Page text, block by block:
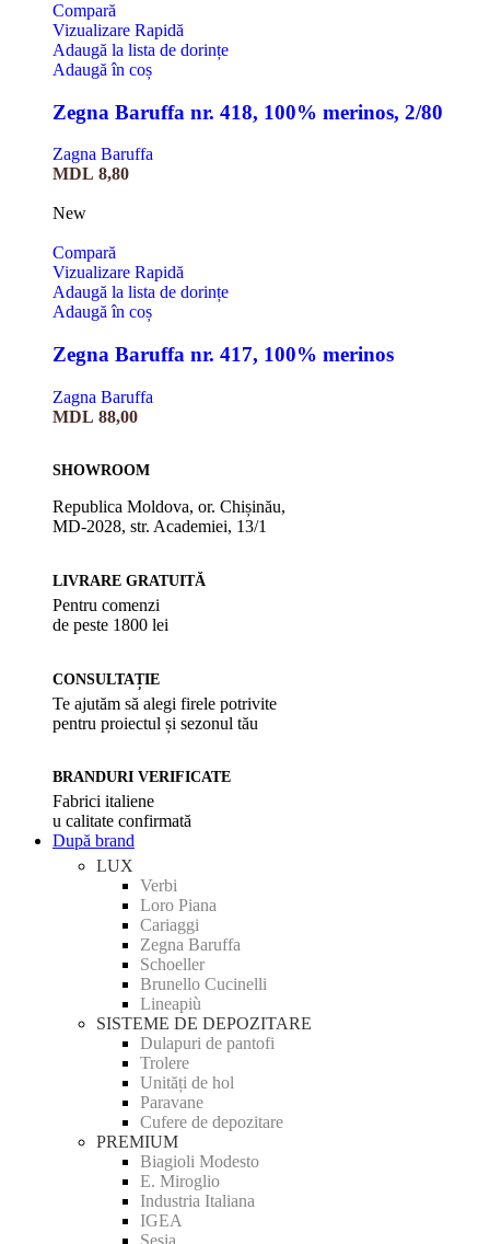
Compară
Vizualizare Rapidă
Adaugă la lista de dorințe
Adaugă în coș
Zegna Baruffa nr. 418, 100% merinos, 2/80
Zagna Baruffa
MDL 8,80
New
Compară
Vizualizare Rapidă
Adaugă la lista de dorințe
Adaugă în coș
Zegna Baruffa nr. 417, 100% merinos
Zagna Baruffa
MDL 88,00
SHOWROOM
Republica Moldova, or. Chișinău,
MD-2028, str. Academiei, 13/1
LIVRARE GRATUITĂ
Pentru comenzi
de peste 1800 lei
CONSULTAȚIE
Te ajutăm să alegi firele potrivite
pentru proiectul și sezonul tău
BRANDURI VERIFICATE
Fabrici italiene
u calitate confirmată
După brand
LUX
Verbi
Loro Piana
Cariaggi
Zegna Baruffa
Schoeller
Brunello Cucinelli
Lineapiù
SISTEME DE DEPOZITARE
Dulapuri de pantofi
Trolere
Unități de hol
Paravane
Cufere de depozitare
PREMIUM
Biagioli Modesto
E. Miroglio
Industria Italiana
IGEA